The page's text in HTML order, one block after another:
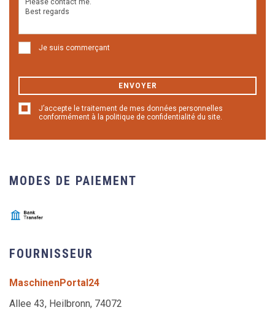
Je suis commerçant
ENVOYER
J’accepte le traitement de mes données personnelles
conformément à la politique de confidentialité du site.
MODES DE PAIEMENT
FOURNISSEUR
MaschinenPortal24
Allee 43, Heilbronn, 74072